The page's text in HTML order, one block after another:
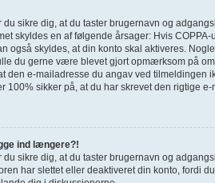
sikre dig, at du taster brugernavn og
skyldes en af følgende årsager: Hvis
også skyldes, at din konto skal aktiveres.
du gerne være blevet gjort opmærksom på
den e-mailadresse du angav ved
100% sikker på, at du har skrevet den rigtige
ind længere?!
sikre dig, at du taster brugernavn og
har slettet eller deaktiveret din konto,